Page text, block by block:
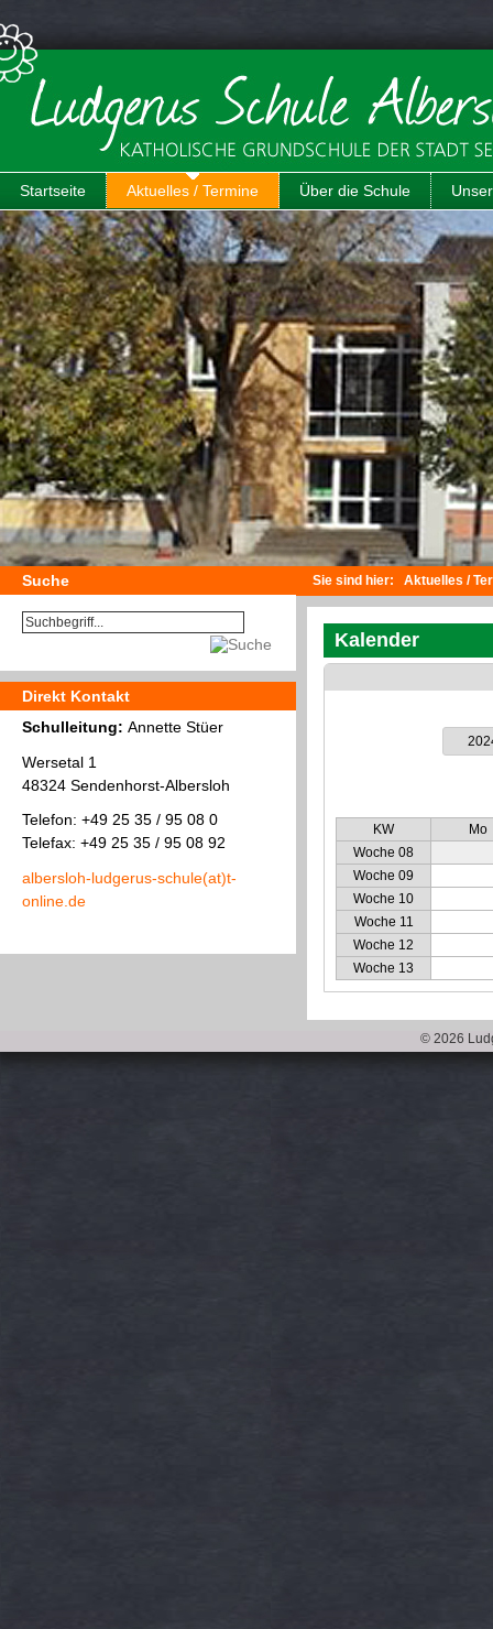
Startseite Aktuelles / Termine Über die Schule
Sie sind hier: Aktuelles /
Kalender
KW
Mo
Woche 08
Woche 09
Woche 10
Woche 11
Woche 12
Woche 13
Suche
Direkt Kontakt
Schulleitung: Annette Stüer
Wersetal 1
48324 Sendenhorst-Albersloh
Telefon: +49 25 35 / 95 08 0
Telefax: +49 25 35 / 95 08 92
albersloh-ludgerus-schule(at)t-
online.de
© 2026